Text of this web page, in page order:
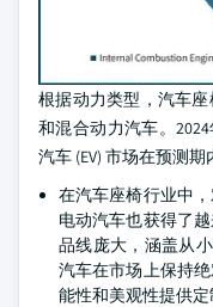
根据动力类型，汽车座
和混合动力汽车。
汽车 (EV) 市场在预测
在汽车座椅行业中
电动汽车也获得了
品线庞大，涵盖从
汽车在市场上保持
能性和美观性提供定